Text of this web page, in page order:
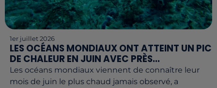
1er juillet 2026
LES OCÉANS MONDIAUX ONT ATTEINT UN PIC
DE CHALEUR EN JUIN AVEC PRÈS...
Les océans mondiaux viennent de connaître leur
mois de juin le plus chaud jamais observé, a